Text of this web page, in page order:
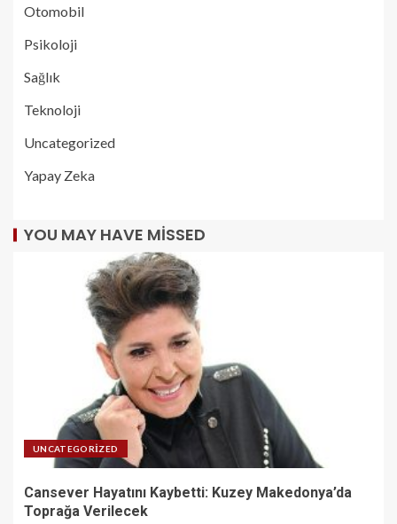
Otomobil
Psikoloji
Sağlık
Teknoloji
Uncategorized
Yapay Zeka
YOU MAY HAVE MISSED
UNCATEGORIZED
Cansever Hayatını Kaybetti: Kuzey Makedonya’da
Toprağa Verilecek